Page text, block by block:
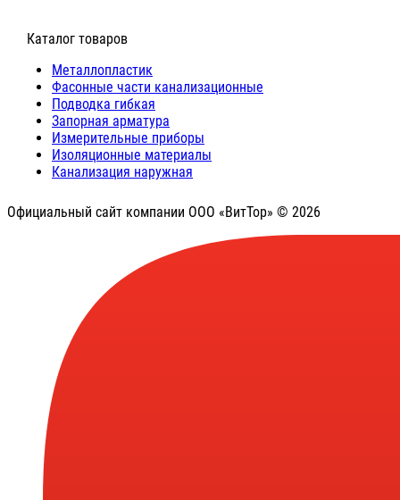
⠀Каталог товаров
Металлопластик
Фасонные части канализационные
Подводка гибкая
Запорная арматура
Измерительные приборы
Изоляционные материалы
Канализация наружная
Официальный сайт компании ООО «ВитТор» © 2026